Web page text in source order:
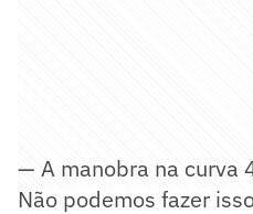
— A manobra na curva
Não podemos fazer